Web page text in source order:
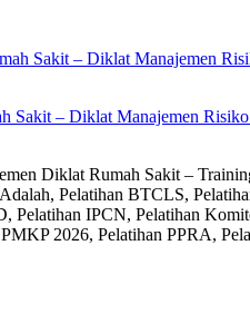
Sakit – Diklat Manajemen
Diklat Rumah Sakit –
Pelatihan BTCLS,
IPCN, Pelatihan
2026, Pelatihan PPRA,